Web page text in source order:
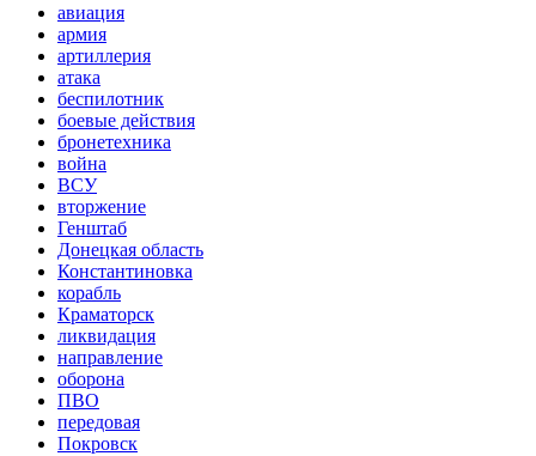
авиация
армия
артиллерия
атака
беспилотник
боевые действия
бронетехника
война
ВСУ
вторжение
Генштаб
Донецкая область
Константиновка
корабль
Краматорск
ликвидация
направление
оборона
ПВО
передовая
Покровск